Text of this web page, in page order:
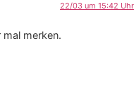
22/03 um 15:42 Uhr
merken.